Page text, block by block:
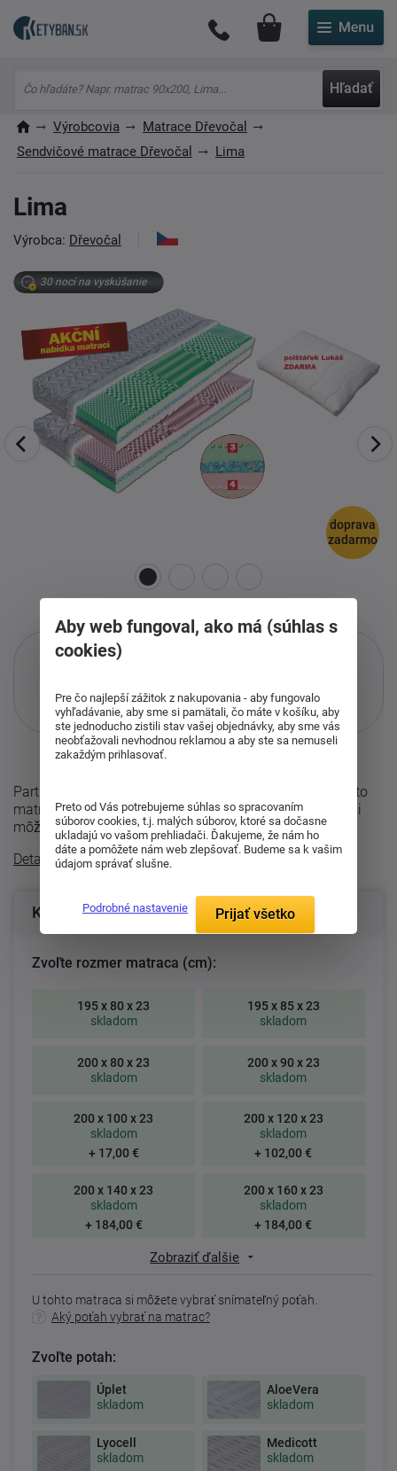
Hľadať
Môj účet
Výrobcovia
Matrace Dřevočal
Sendvičové matrace Dřevočal
Lima
Lima
Výrobca: Dřevočal
30 nocí na vyskúšanie
doprava
zadarmo
Iba pri nákupe cez ketyban.sk
Viac informáciío službe.
Partnerský sendvičový matrac Lima, dvojitá tuhosť.Tento
matrac má z každej strany inú tuhosť. Jeho otáčaním si
môžete vybrať tvrdšiu alebo ...
Detailný popis
Konfigurácia produktu
Zvoľte rozmer matraca (cm):
195 x 80 x 23
skladom
195 x 85 x 23
skladom
200 x 80 x 23
skladom
200 x 90 x 23
skladom
200 x 100 x 23
skladom
+ 17,00 €
200 x 120 x 23
skladom
+ 102,00 €
200 x 140 x 23
skladom
+ 184,00 €
200 x 160 x 23
skladom
+ 184,00 €
Zobraziť ďalšie
U tohto matraca si môžete vybrať snímateľný poťah.
Aký poťah vybrať na matrac?
Zvoľte potah:
Úplet
skladom
AloeVera
skladom
Lyocell
skladom
Medicott
skladom
Aby web fungoval, ako má (súhlas s
cookies)
Pre čo najlepší zážitok z nakupovania - aby fungovalo
vyhľadávanie, aby sme si pamätali, čo máte v košíku, aby
ste jednoducho zistili stav vašej objednávky, aby sme vás
neobťažovali nevhodnou reklamou a aby ste sa nemuseli
zakaždým prihlasovať.
Preto od Vás potrebujeme súhlas so spracovaním
súborov cookies, t.j. malých súborov, ktoré sa dočasne
ukladajú vo vašom prehliadači. Ďakujeme, že nám ho
dáte a pomôžete nám web zlepšovať. Budeme sa k vašim
údajom správať slušne.
Podrobné nastavenie Prijať všetko